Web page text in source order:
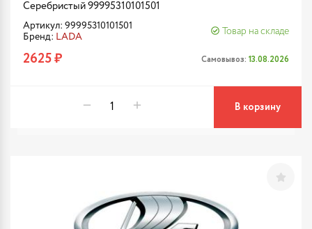
Серебристый 99995310101501
Артикул: 99995310101501
Бренд: LADA
Товар на складе
2625 ₽ Самовывоз: 13.08.2026
В корзину